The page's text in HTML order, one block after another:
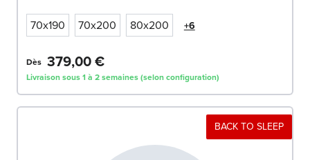
70x190 70x200 80x200 +6
Dès 379,00 €
Livraison sous 1 à 2 semaines (selon configuration)
BACK TO SLEEP